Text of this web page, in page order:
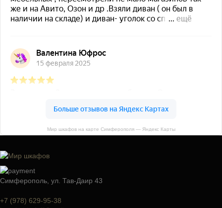
Мир шкафов на карте Симферополя — Яндекс Карты
Симферополь, ул. Тав-Даир 43
+7 (978) 629-95-38